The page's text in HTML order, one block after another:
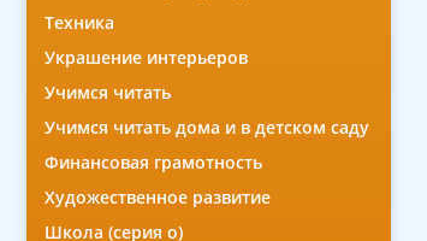
Техника
Украшение интерьеров
Учимся читать
Учимся читать дома и в детском саду
Финансовая грамотность
Художественное развитие
Школа (серия о)